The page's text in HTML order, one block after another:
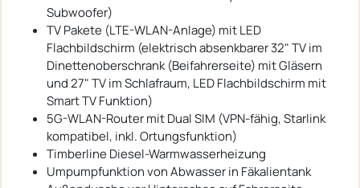
Subwoofer)
TV Pakete (LTE-WLAN-Anlage) mit LED
Flachbildschirm (elektrisch absenkbarer 32" TV im
Dinettenoberschrank (Beifahrerseite) mit Gläsern
und 27" TV im Schlafraum, LED Flachbildschirm mit
Smart TV Funktion)
5G-WLAN-Router mit Dual SIM (VPN-fähig, Starlink
kompatibel, inkl. Ortungsfunktion)
Timberline Diesel-Warmwasserheizung
Umpumpfunktion von Abwasser in Fäkalientank